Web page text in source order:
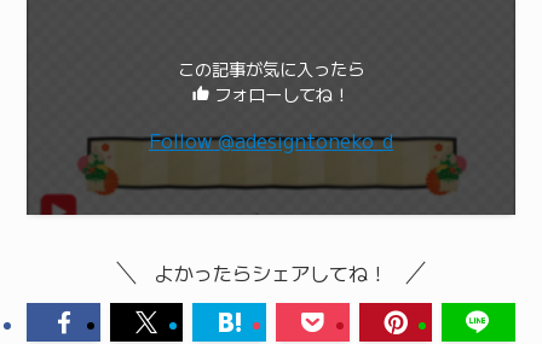
この記事が気に入ったら
フォローしてね！
Follow @adesigntoneko_d
よかったらシェアしてね！